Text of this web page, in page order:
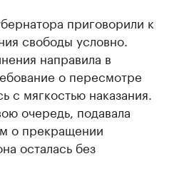
приговорили к
свободы условно.
направила в
о пересмотре
с мягкостью наказания.
очередь, подавала
о прекращении
осталась без